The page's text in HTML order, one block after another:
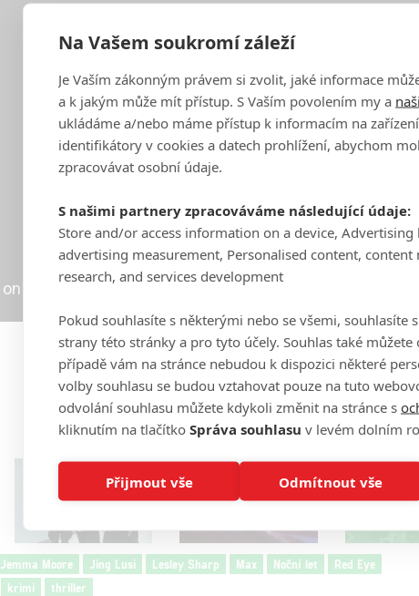
+ 11
Jemma Moore Jing Lusi Lesley Sharp Max Noční let
Red Eye
krimi thriller
Na Vašem soukromí záleží
Je Vaším zákonným právem si zvolit, jaké informace
a k jakým může mít přístup. S Vaším povolením my a
ukládáme a/nebo máme přístup k informacím na
identifikátory v cookies a datech prohlížení, abychom
zpracovávat osobní údaje.
S našimi partnery zpracováváme následující údaje:
Store and/or access information on a device,
advertising measurement, Personalised content, content
research, and services development
Pokud souhlasíte s některými nebo se všemi, souhlasíte
strany této stránky a pro tyto účely. Souhlas také
případě vám na stránce nebudou k dispozici některé
volby souhlasu se budou vztahovat pouze na tuto
odvolání souhlasu můžete kdykoli změnit na stránce s
kliknutím na tlačítko Správa souhlasu v levém dolním
Přijmout vše Odmítnout vše